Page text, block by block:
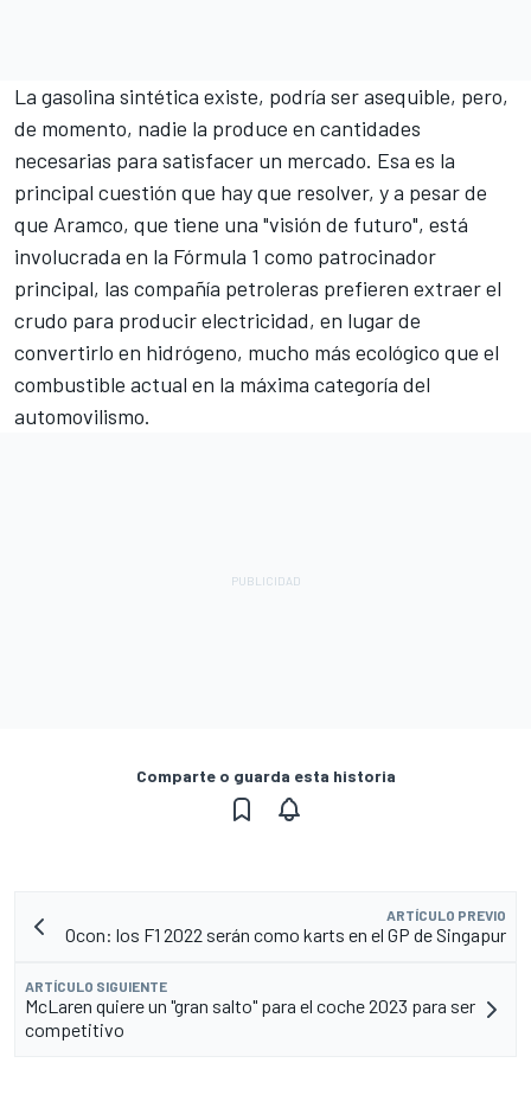
La gasolina sintética existe, podría ser asequible, pero,
de momento, nadie la produce en cantidades
necesarias para satisfacer un mercado. Esa es la
principal cuestión que hay que resolver, y a pesar de
que Aramco, que tiene una "visión de futuro", está
involucrada en la Fórmula 1 como patrocinador
principal, las compañía petroleras prefieren extraer el
crudo para producir electricidad, en lugar de
convertirlo en hidrógeno, mucho más ecológico que el
combustible actual en la máxima categoría del
automovilismo.
Comparte o guarda esta historia
ARTÍCULO PREVIO
Ocon: los F1 2022 serán como karts en el GP de Singapur
ARTÍCULO SIGUIENTE
McLaren quiere un "gran salto" para el coche 2023 para ser
competitivo